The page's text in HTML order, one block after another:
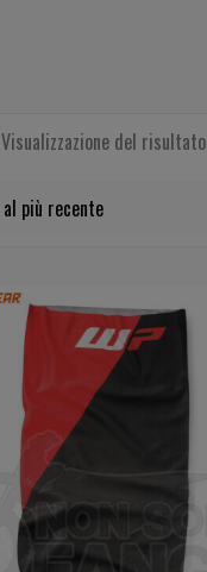
Visualizzazione del risultato